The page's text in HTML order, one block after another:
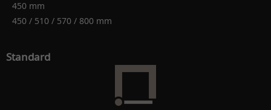
450 mm
450 / 510 / 570 / 800 mm
Standard